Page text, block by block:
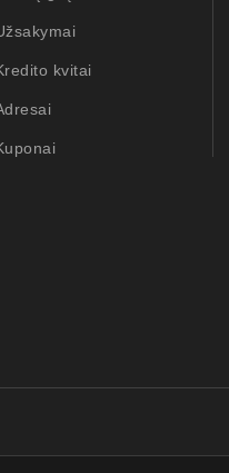
kvitai